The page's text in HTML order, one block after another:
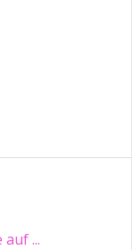
...